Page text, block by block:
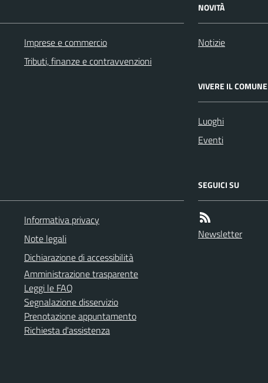
Imprese e commercio
Tributi, finanze e contravvenzioni
NOVITÀ
Notizie
VIVERE IL COMUNE
Luoghi
Eventi
Informativa privacy
Note legali
Dichiarazione di accessibilità
Amministrazione trasparente
Leggi le FAQ
Segnalazione disservizio
Prenotazione appuntamento
Richiesta d'assistenza
SEGUICI SU
Newsletter